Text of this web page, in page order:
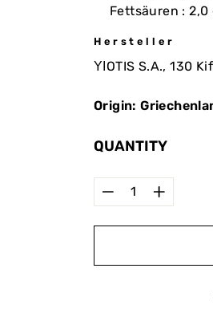
Fettsäuren : 2,0
Hersteller
ΥΙOTIS S.A., 130
Origin:
QUANTITY
− +